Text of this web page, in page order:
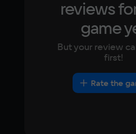
reviews
game
But your review
first!
Rate the